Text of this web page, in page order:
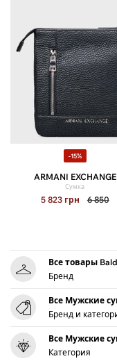
-15%
ARMANI EXCHANGE
Сумка
5 823 грн 6 850
Все товары
Бренд
Все Мужские
Бренд и
Все Мужские
Категория